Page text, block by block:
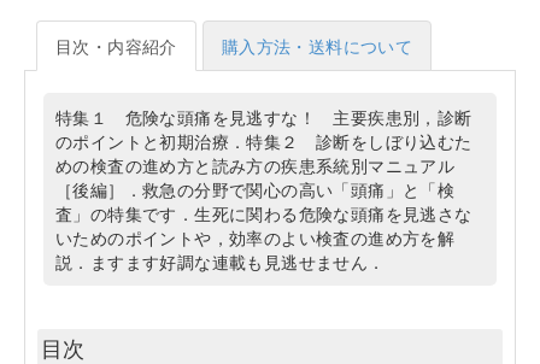
目次・内容紹介 購入方法・送料について
特集１ 危険な頭痛を見逃すな！ 主要疾患別，診断
のポイントと初期治療．特集２ 診断をしぼり込むた
めの検査の進め方と読み方の疾患系統別マニュアル
［後編］．救急の分野で関心の高い「頭痛」と「検
査」の特集です．生死に関わる危険な頭痛を見逃さな
いためのポイントや，効率のよい検査の進め方を解
説．ますます好調な連載も見逃せません．
目次